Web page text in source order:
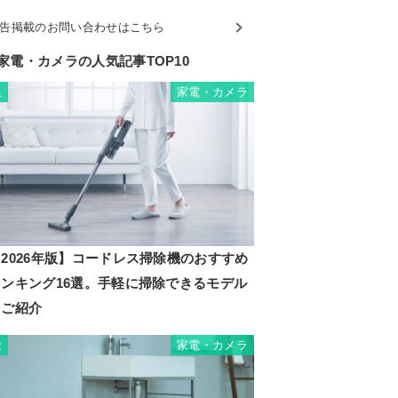
掲載のお問い合わせはこちら
電・カメラの人気記事TOP10
家電・カメラ
年版】コードレス掃除機のおすすめ
キング16選。手軽に掃除できるモデル
紹介
家電・カメラ